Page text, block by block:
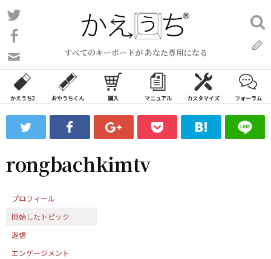
コ
ン
ン
ツ
ス
ッ
すべてのキーボードが あなた専用になる
い
合
わ
フ
ォ
ム
検
索:
かえうち2 おやうちくん 購入 マニュアル カスタマイズ フォーラム
rongbachkimtv
プロフィール
開始したトピック
返信
エンゲージメント